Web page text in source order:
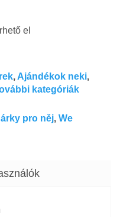
el
, Ajándékok neki,
kategóriák
pro něj, We